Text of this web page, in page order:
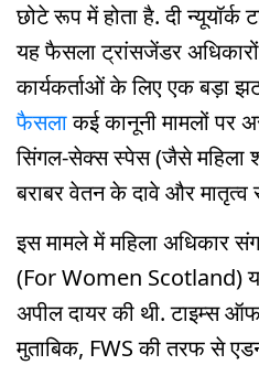
छोटे रूप में होता है. दी न्यूयॉर्क
यह फैसला ट्रांसजेंडर
कार्यकर्ताओं के लिए एक बड़ा
फैसलाकई कानूनी मामलों पर
सिंगल-सेक्स स्पेस (जैसे महिला
बराबर वेतन के दावे और मातृत्व
इस मामले में महिला अधिकार
(For Women Scotland)
अपील दायर की थी. टाइम्स
मुताबिक, FWS की तरफ से